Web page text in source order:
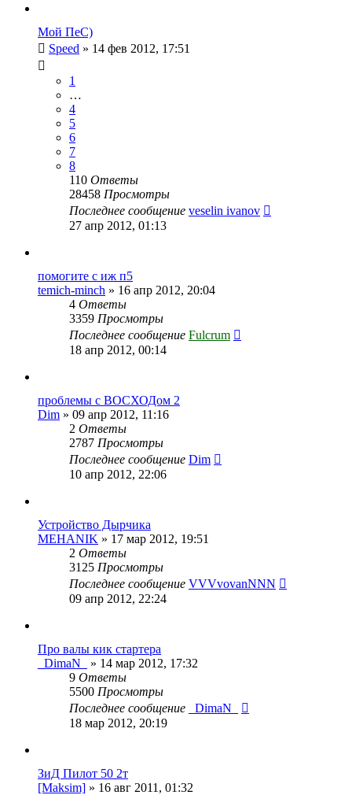
Мой ПеС)
Speed » 14 фев 2012, 17:51
1
…
4
5
6
7
8
110 Ответы
28458 Просмотры
Последнее сообщение veselin ivanov
27 апр 2012, 01:13
помогите с иж п5
temich-minch » 16 апр 2012, 20:04
4 Ответы
3359 Просмотры
Последнее сообщение Fulcrum
18 апр 2012, 00:14
проблемы с ВОСХОДом 2
Dim » 09 апр 2012, 11:16
2 Ответы
2787 Просмотры
Последнее сообщение Dim
10 апр 2012, 22:06
Устройство Дырчика
MEHANIK » 17 мар 2012, 19:51
2 Ответы
3125 Просмотры
Последнее сообщение VVVvovanNNN
09 апр 2012, 22:24
Про валы кик стартера
_DimaN_
» 14 мар 2012, 17:32
9 Ответы
5500 Просмотры
Последнее сообщение
_DimaN_
18 мар 2012, 20:19
ЗиД Пилот 50 2т
[Maksim] » 16 авг 2011, 01:32